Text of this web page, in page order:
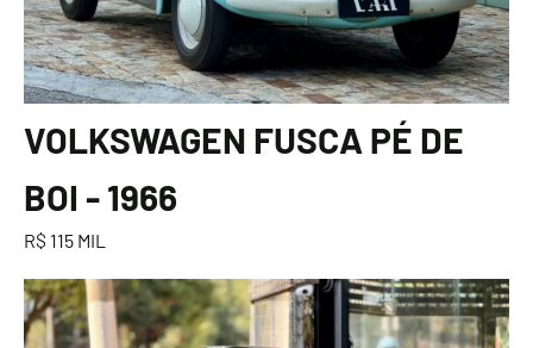
VOLKSWAGEN FUSCA PÉ DE
BOI - 1966
R$ 115 MIL